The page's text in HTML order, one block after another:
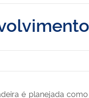
é planejada